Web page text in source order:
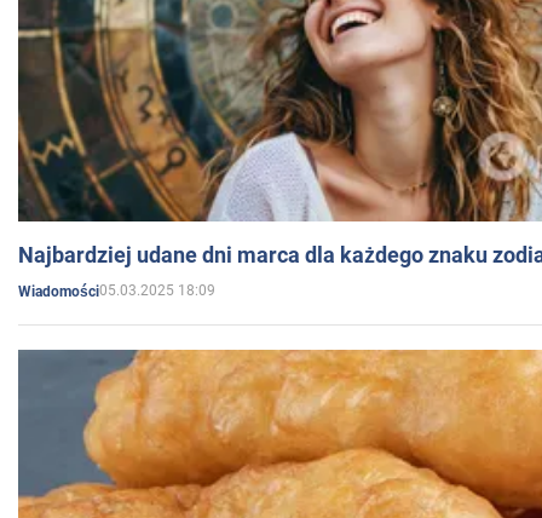
Najbardziej udane dni marca dla każdego znaku
Wiadomości05.03.2025 18:09